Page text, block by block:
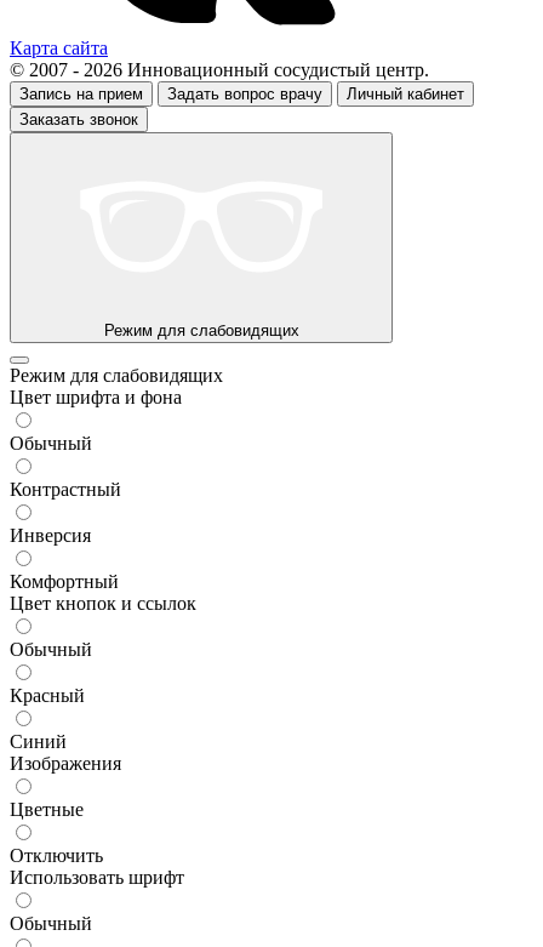
Карта сайта
© 2007 - 2026 Инновационный сосудистый центр.
Запись на прием Задать вопрос врачу
Личный кабинет
Заказать звонок
Режим для слабовидящих
Режим для слабовидящих
Цвет шрифта и фона
Обычный
Контрастный
Инверсия
Комфортный
Цвет кнопок и ссылок
Обычный
Красный
Синий
Изображения
Цветные
Отключить
Использовать шрифт
Обычный